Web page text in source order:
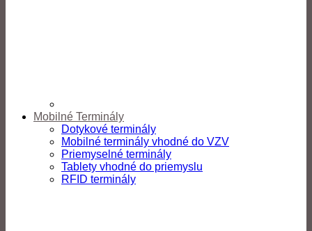
Mobilné Terminály
Dotykové terminály
Mobilné terminály vhodné do VZV
Priemyselné terminály
Tablety vhodné do priemyslu
RFID terminály